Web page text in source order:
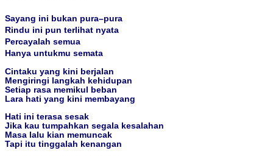
Sayang ini bukan pura–pura
Rindu ini pun terlihat nyata
Percayalah semua
Hanya untukmu semata
Cintaku yang kini berjalan
Mengiringi langkah kehidupan
Setiap rasa memikul
beban
Lara hati yang kini membayang
Hati ini terasa sesak
Jika kau tumpahkan segala kesalahan
Masa lalu kian memuncak
Tapi itu tinggalah kenangan